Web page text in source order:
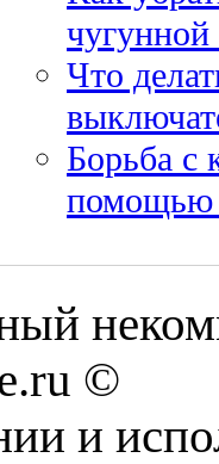
Что
Борьба с
помощью
©
и